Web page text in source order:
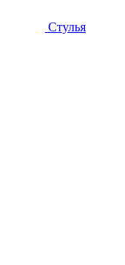
Стулья